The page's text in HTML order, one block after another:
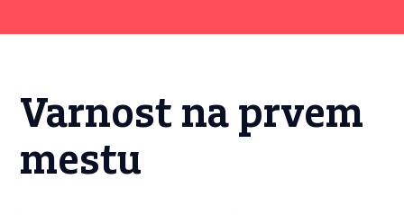
Varnost na prvem
mestu